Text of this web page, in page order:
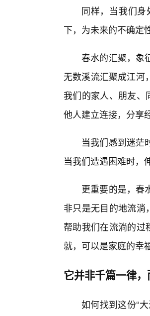
同样，当我们
下，为未来的不确定
春水的汇聚，象
无数溪流汇聚成江河
我们的家人、朋友、
他人建立连接，分享
当我们感到迷茫
当我们遭遇困难时，
更重要的是，春
非只是无目的地流淌
帮助我们在流淌的过
就，可以是家庭的幸
它并非千篇一律
如何找到这份“